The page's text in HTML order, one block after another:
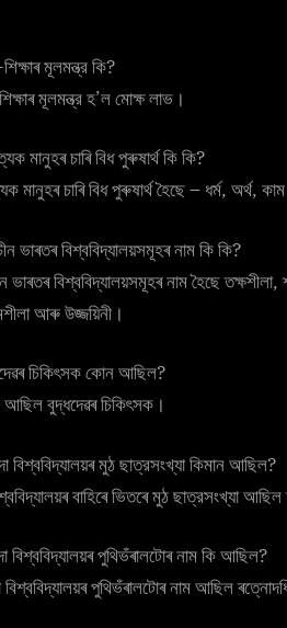
মূলমন্ত্র কি?
মূলমন্ত্র হ’ল মােক্ষ লাভ।
মানুহৰ চাৰি বিধ পুৰুষাৰ্থ কি কি?
মানুহৰ চাৰি বিধ পুৰুষাৰ্থ হৈছে – ধর্ম, অর্থ,
ভাৰতৰ বিশ্ববিদ্যালয়সমূহৰ নাম কি কি?
ভাৰতৰ বিশ্ববিদ্যালয়সমূহৰ নাম হৈছে তক্ষশীলা,
আৰু উজ্জয়িনী।
চিকিৎসক কোন আছিল?
বুদ্ধদেৱৰ চিকিৎসক।
বিশ্ববিদ্যালয়ৰ মুঠ ছাত্রসংখ্যা কিমান আছিল?
বাহিৰে ভিতৰে মুঠ ছাত্রসংখ্যা
বিশ্ববিদ্যালয়ৰ পুথিভঁৰালটোৰ নাম কি আছিল?
বিশ্ববিদ্যালয়ৰ পুথিভঁৰালটোৰ নাম আছিল